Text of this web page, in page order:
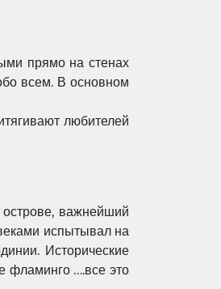
прямо на стенах
всем. В основном
любителей
важнейший
испытывал на
Исторические
фламинго ….все это